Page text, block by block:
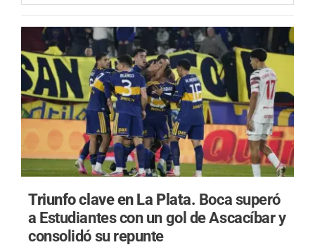
Triunfo clave en La Plata. Boca superó
a Estudiantes con un gol de Ascacíbar y
consolidó su repunte